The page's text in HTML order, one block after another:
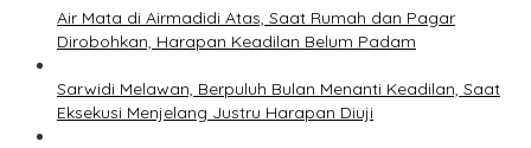
Air Mata di Airmadidi Atas, Saat Rumah dan Pagar
Dirobohkan, Harapan Keadilan Belum Padam
Sarwidi Melawan, Berpuluh Bulan Menanti Keadilan, Saat
Eksekusi Menjelang Justru Harapan Diuji